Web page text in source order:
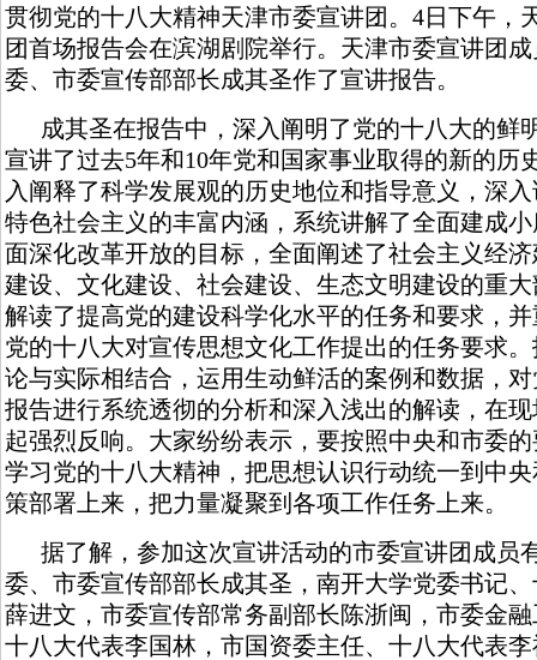
贯彻党的十八大精神天津市委宣讲团。4日下午，
团首场报告会在滨湖剧院举行。天津市委宣讲团
委、市委宣传部部长成其圣作了宣讲报告。
成其圣在报告中，深入阐明了党的十八大的鲜
宣讲了过去5年和10年党和国家事业取得的新的历
入阐释了科学发展观的历史地位和指导意义，深
特色社会主义的丰富内涵，系统讲解了全面建成
面深化改革开放的目标，全面阐述了社会主义经
建设、文化建设、社会建设、生态文明建设的重
解读了提高党的建设科学化水平的任务和要求，
党的十八大对宣传思想文化工作提出的任务要求
论与实际相结合，运用生动鲜活的案例和数据，
报告进行系统透彻的分析和深入浅出的解读，在
起强烈反响。大家纷纷表示，要按照中央和市委
学习党的十八大精神，把思想认识行动统一到中
策部署上来，把力量凝聚到各项工作任务上来。
据了解，参加这次宣讲活动的市委宣讲团成员
委、市委宣传部部长成其圣，南开大学党委书记
薛进文，市委宣传部常务副部长陈浙闽，市委金
十八大代表李国林，市国资委主任、十八大代表